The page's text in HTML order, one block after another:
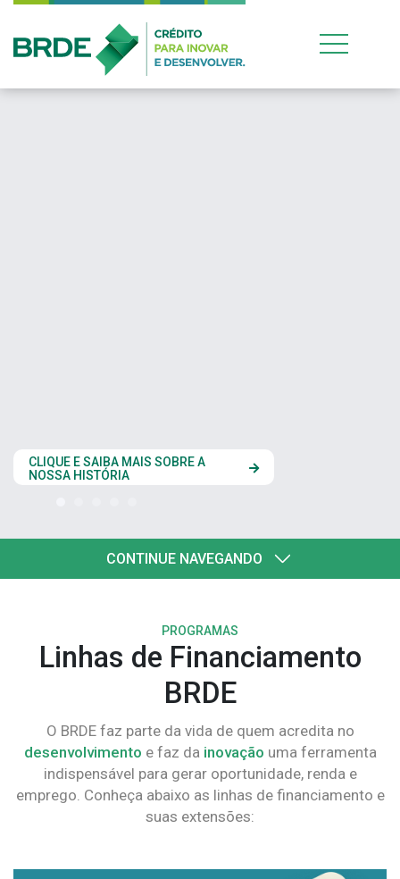
CLIQUE AQUI
CONTINUE NAVEGANDO
PROGRAMAS
Linhas de Financiamento
BRDE
O BRDE faz parte da vida de quem acredita no
desenvolvimento e faz da inovação uma ferramenta
indispensável para gerar oportunidade, renda e
emprego. Conheça abaixo as linhas de financiamento e
suas extensões: